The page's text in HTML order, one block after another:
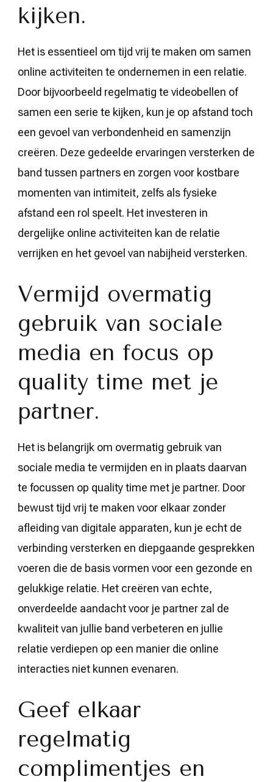
kijken.
Het is essentieel om tijd vrij te maken om samen
online activiteiten te ondernemen in een relatie.
Door bijvoorbeeld regelmatig te videobellen of
samen een serie te kijken, kun je op afstand toch
een gevoel van verbondenheid en samenzijn
creëren. Deze gedeelde ervaringen versterken de
band tussen partners en zorgen voor kostbare
momenten van intimiteit, zelfs als fysieke
afstand een rol speelt. Het investeren in
dergelijke online activiteiten kan de relatie
verrijken en het gevoel van nabijheid versterken.
Vermijd overmatig
gebruik van sociale
media en focus op
quality time met je
partner.
Het is belangrijk om overmatig gebruik van
sociale media te vermijden en in plaats daarvan
te focussen op quality time met je partner. Door
bewust tijd vrij te maken voor elkaar zonder
afleiding van digitale apparaten, kun je echt de
verbinding versterken en diepgaande gesprekken
voeren die de basis vormen voor een gezonde en
gelukkige relatie. Het creëren van echte,
onverdeelde aandacht voor je partner zal de
kwaliteit van jullie band verbeteren en jullie
relatie verdiepen op een manier die online
interacties niet kunnen evenaren.
Geef elkaar
regelmatig
complimentjes en